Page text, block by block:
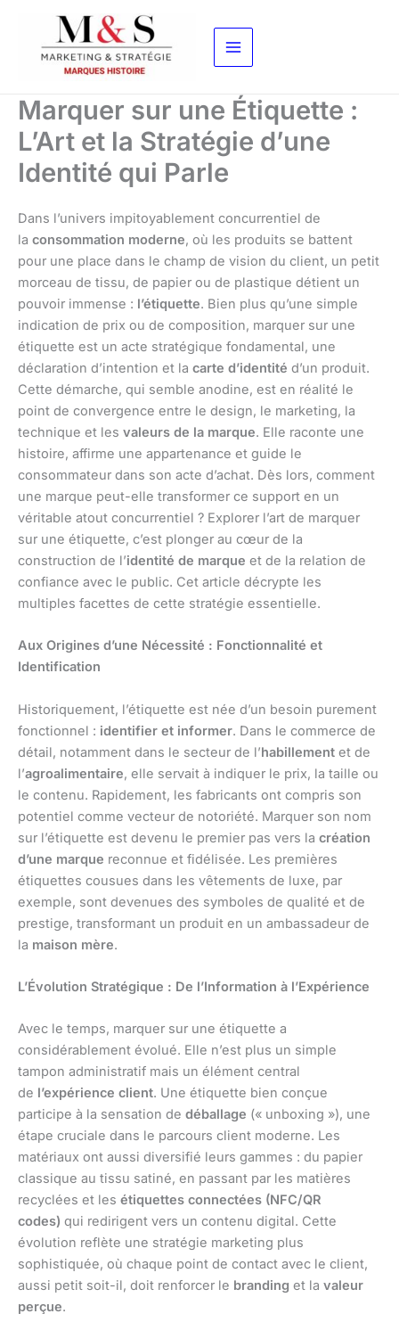
contenu
Marquer sur une Étiquette :
L’Art et la Stratégie d’une
Identité qui Parle
Dans l’univers impitoyablement concurrentiel de
la consommation moderne, où les produits se battent
pour une place dans le champ de vision du client, un petit
morceau de tissu, de papier ou de plastique détient un
pouvoir immense : l’étiquette. Bien plus qu’une simple
indication de prix ou de composition, marquer sur une
étiquette est un acte stratégique fondamental, une
déclaration d’intention et la carte d’identité d’un produit.
Cette démarche, qui semble anodine, est en réalité le
point de convergence entre le design, le marketing, la
technique et les valeurs de la marque. Elle raconte une
histoire, affirme une appartenance et guide le
consommateur dans son acte d’achat. Dès lors, comment
une marque peut-elle transformer ce support en un
véritable atout concurrentiel ? Explorer l’art de marquer
sur une étiquette, c’est plonger au cœur de la
construction de l’identité de marque et de la relation de
confiance avec le public. Cet article décrypte les
multiples facettes de cette stratégie essentielle.
Aux Origines d’une Nécessité : Fonctionnalité et
Identification
Historiquement, l’étiquette est née d’un besoin purement
fonctionnel : identifier et informer. Dans le commerce de
détail, notamment dans le secteur de l’habillement et de
l’agroalimentaire, elle servait à indiquer le prix, la taille ou
le contenu. Rapidement, les fabricants ont compris son
potentiel comme vecteur de notoriété. Marquer son nom
sur l’étiquette est devenu le premier pas vers la création
d’une marque reconnue et fidélisée. Les premières
étiquettes cousues dans les vêtements de luxe, par
exemple, sont devenues des symboles de qualité et de
prestige, transformant un produit en un ambassadeur de
la maison mère.
L’Évolution Stratégique : De l’Information à l’Expérience
Avec le temps, marquer sur une étiquette a
considérablement évolué. Elle n’est plus un simple
tampon administratif mais un élément central
de l’expérience client. Une étiquette bien conçue
participe à la sensation de déballage (« unboxing »), une
étape cruciale dans le parcours client moderne. Les
matériaux ont aussi diversifié leurs gammes : du papier
classique au tissu satiné, en passant par les matières
recyclées et les étiquettes connectées (NFC/QR
codes) qui redirigent vers un contenu digital. Cette
évolution reflète une stratégie marketing plus
sophistiquée, où chaque point de contact avec le client,
aussi petit soit-il, doit renforcer le branding et la valeur
perçue.